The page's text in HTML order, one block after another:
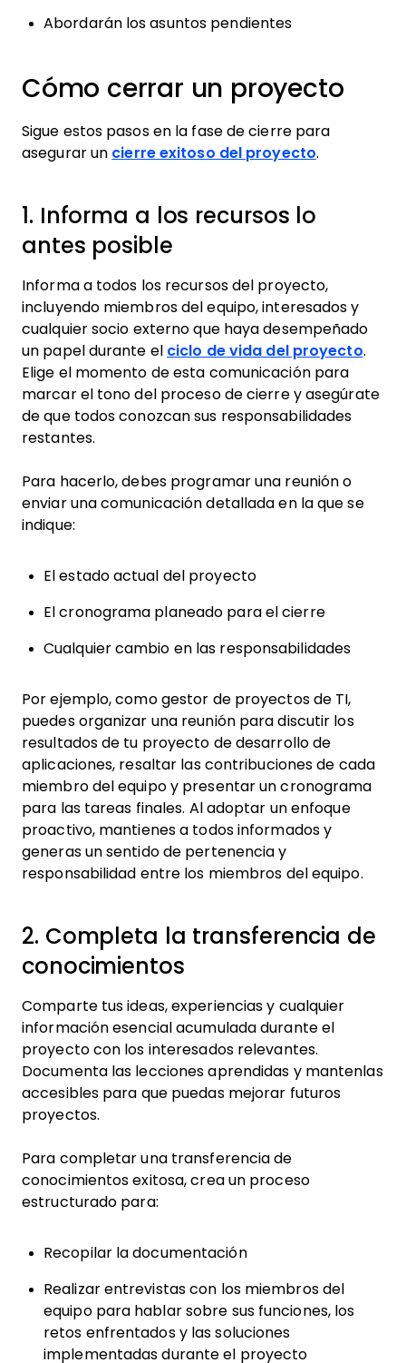
Abordarán los asuntos pendientes
Cómo cerrar un proyecto
Sigue estos pasos en la fase de cierre para
asegurar un cierre exitoso del proyecto.
1. Informa a los recursos lo
antes posible
Informa a todos los recursos del proyecto,
incluyendo miembros del equipo, interesados y
cualquier socio externo que haya desempeñado
un papel durante el ciclo de vida del proyecto.
Elige el momento de esta comunicación para
marcar el tono del proceso de cierre y asegúrate
de que todos conozcan sus responsabilidades
restantes.
Para hacerlo, debes programar una reunión o
enviar una comunicación detallada en la que se
indique:
El estado actual del proyecto
El cronograma planeado para el cierre
Cualquier cambio en las responsabilidades
Por ejemplo, como gestor de proyectos de TI,
puedes organizar una reunión para discutir los
resultados de tu proyecto de desarrollo de
aplicaciones, resaltar las contribuciones de cada
miembro del equipo y presentar un cronograma
para las tareas finales. Al adoptar un enfoque
proactivo, mantienes a todos informados y
generas un sentido de pertenencia y
responsabilidad entre los miembros del equipo.
2. Completa la transferencia de
conocimientos
Comparte tus ideas, experiencias y cualquier
información esencial acumulada durante el
proyecto con los interesados relevantes.
Documenta las lecciones aprendidas y mantenlas
accesibles para que puedas mejorar futuros
proyectos.
Para completar una transferencia de
conocimientos exitosa, crea un proceso
estructurado para:
Recopilar la documentación
Realizar entrevistas con los miembros del
equipo para hablar sobre sus funciones, los
retos enfrentados y las soluciones
implementadas durante el proyecto